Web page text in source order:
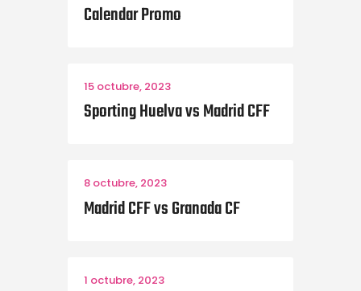
Calendar Promo
15 octubre, 2023
Sporting Huelva vs Madrid CFF
8 octubre, 2023
Madrid CFF vs Granada CF
1 octubre, 2023